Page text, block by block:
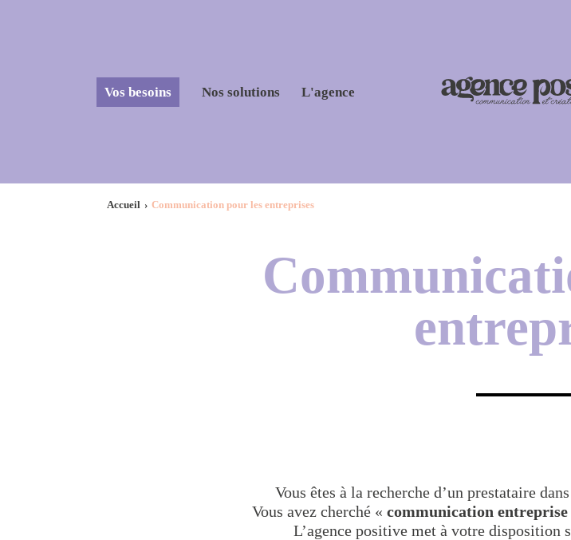
Vos besoins Nos solutions L'agence
Accueil Communication pour les entreprises
Vous êtes à la recherche d’un prestataire
Vous avez cherché « communication entreprise
L’agence positive met à votre disposition